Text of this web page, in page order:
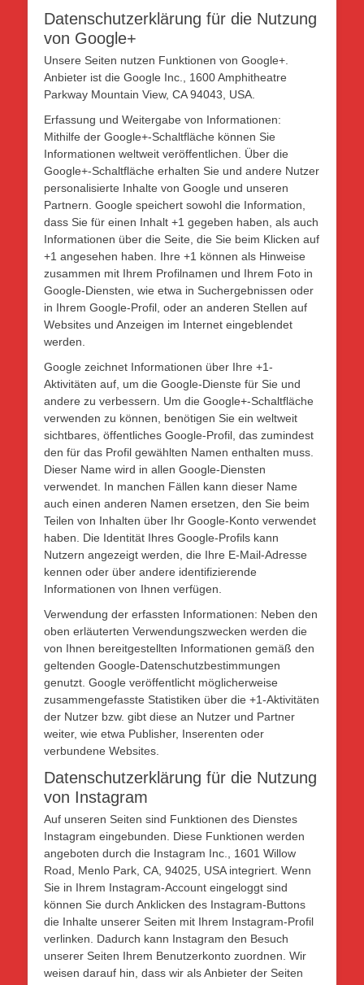
Datenschutzerklärung für die Nutzung
von Google+
Unsere Seiten nutzen Funktionen von Google+.
Anbieter ist die Google Inc., 1600 Amphitheatre
Parkway Mountain View, CA 94043, USA.
Erfassung und Weitergabe von Informationen:
Mithilfe der Google+-Schaltfläche können Sie
Informationen weltweit veröffentlichen. Über die
Google+-Schaltfläche erhalten Sie und andere Nutzer
personalisierte Inhalte von Google und unseren
Partnern. Google speichert sowohl die Information,
dass Sie für einen Inhalt +1 gegeben haben, als auch
Informationen über die Seite, die Sie beim Klicken auf
+1 angesehen haben. Ihre +1 können als Hinweise
zusammen mit Ihrem Profilnamen und Ihrem Foto in
Google-Diensten, wie etwa in Suchergebnissen oder
in Ihrem Google-Profil, oder an anderen Stellen auf
Websites und Anzeigen im Internet eingeblendet
werden.
Google zeichnet Informationen über Ihre +1-
Aktivitäten auf, um die Google-Dienste für Sie und
andere zu verbessern. Um die Google+-Schaltfläche
verwenden zu können, benötigen Sie ein weltweit
sichtbares, öffentliches Google-Profil, das zumindest
den für das Profil gewählten Namen enthalten muss.
Dieser Name wird in allen Google-Diensten
verwendet. In manchen Fällen kann dieser Name
auch einen anderen Namen ersetzen, den Sie beim
Teilen von Inhalten über Ihr Google-Konto verwendet
haben. Die Identität Ihres Google-Profils kann
Nutzern angezeigt werden, die Ihre E-Mail-Adresse
kennen oder über andere identifizierende
Informationen von Ihnen verfügen.
Verwendung der erfassten Informationen: Neben den
oben erläuterten Verwendungszwecken werden die
von Ihnen bereitgestellten Informationen gemäß den
geltenden Google-Datenschutzbestimmungen
genutzt. Google veröffentlicht möglicherweise
zusammengefasste Statistiken über die +1-Aktivitäten
der Nutzer bzw. gibt diese an Nutzer und Partner
weiter, wie etwa Publisher, Inserenten oder
verbundene Websites.
Datenschutzerklärung für die Nutzung
von Instagram
Auf unseren Seiten sind Funktionen des Dienstes
Instagram eingebunden. Diese Funktionen werden
angeboten durch die Instagram Inc., 1601 Willow
Road, Menlo Park, CA, 94025, USA integriert. Wenn
Sie in Ihrem Instagram-Account eingeloggt sind
können Sie durch Anklicken des Instagram-Buttons
die Inhalte unserer Seiten mit Ihrem Instagram-Profil
verlinken. Dadurch kann Instagram den Besuch
unserer Seiten Ihrem Benutzerkonto zuordnen. Wir
weisen darauf hin, dass wir als Anbieter der Seiten